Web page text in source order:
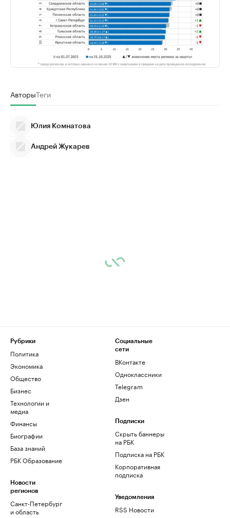
АвторыТеги
Юлия Комнатова
Андрей Жукарев
Рубрики
Политика
Экономика
Общество
Бизнес
Технологии и
медиа
Финансы
Биографии
База знаний
РБК Образование
Новости
регионов
Санкт-Петербург
и область
Социальные
сети
ВКонтакте
Одноклассники
Telegram
Дзен
Подписки
Скрыть баннеры
на РБК
Подписка на РБК
Корпоративная
подписка
Уведомления
RSS Новости